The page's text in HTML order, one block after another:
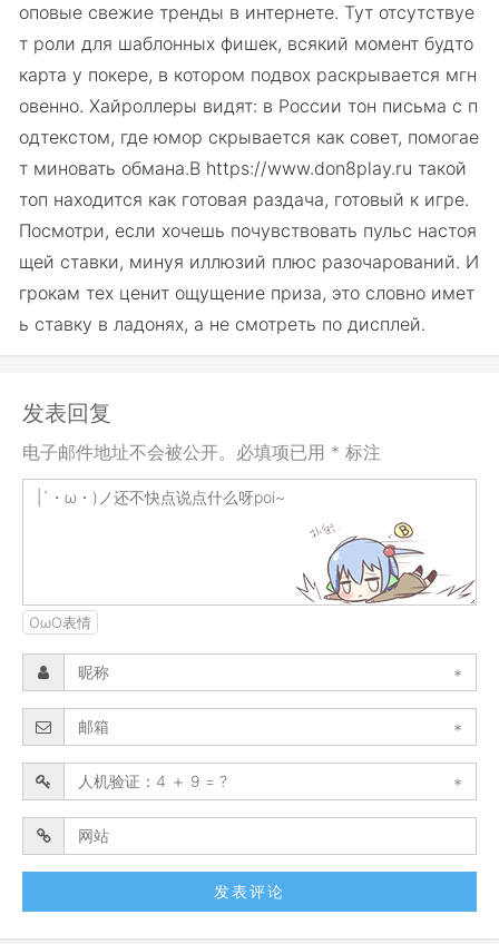
оповые свежие тренды в интернете. Тут отсутствуе
т роли для шаблонных фишек, всякий момент будто
карта у покере, в котором подвох раскрывается мгн
овенно. Хайроллеры видят: в России тон письма с п
одтекстом, где юмор скрывается как совет, помогае
т миновать обмана.В https://www.don8play.ru такой
топ находится как готовая раздача, готовый к игре.
Посмотри, если хочешь почувствовать пульс настоя
щей ставки, минуя иллюзий плюс разочарований. И
грокам тех ценит ощущение приза, это словно имет
ь ставку в ладонях, а не смотреть по дисплей.
发表回复
电子邮件地址不会被公开。必填项已用 * 标注
OωO表情
*
*
*